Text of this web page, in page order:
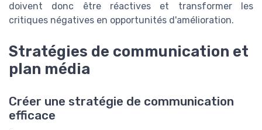
doivent donc être réactives et transformer les
critiques négatives en opportunités d'amélioration.
Stratégies de communication et
plan média
Créer une stratégie de communication
efficace